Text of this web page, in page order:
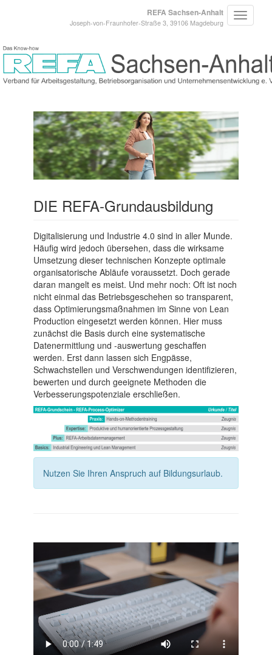
REFA Sachsen-Anhalt
Joseph-von-Fraunhofer-Straße 3, 39106 Magdeburg
DIE REFA-Grundausbildung
Digitalisierung und Industrie 4.0 sind in aller Munde.
Häufig wird jedoch übersehen, dass die wirksame
Umsetzung dieser technischen Konzepte optimale
organisatorische Abläufe voraussetzt. Doch gerade
daran mangelt es meist. Und mehr noch: Oft ist noch
nicht einmal das Betriebsgeschehen so transparent,
dass Optimierungsmaßnahmen im Sinne von Lean
Production eingesetzt werden können. Hier muss
zunächst die Basis durch eine systematische
Datenermittlung und -auswertung geschaffen
werden. Erst dann lassen sich Engpässe,
Schwachstellen und Verschwendungen identifizieren,
bewerten und durch geeignete Methoden die
Verbesserungspotenziale erschließen.
Nutzen Sie Ihren Anspruch auf Bildungsurlaub.